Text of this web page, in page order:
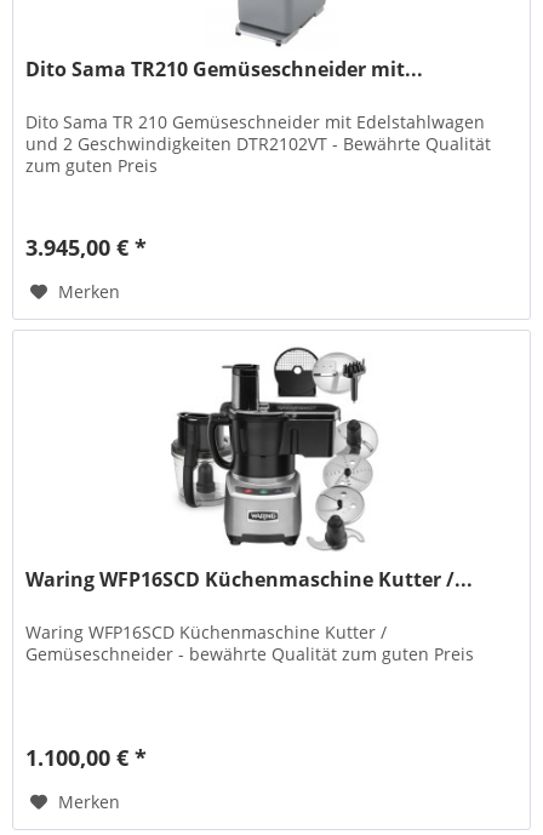
Dito Sama TR210 Gemüseschneider mit...
Dito Sama TR 210 Gemüseschneider mit Edelstahlwagen
und 2 Geschwindigkeiten DTR2102VT - Bewährte Qualität
zum guten Preis
3.945,00 € *
Merken
Waring WFP16SCD Küchenmaschine Kutter /...
Waring WFP16SCD Küchenmaschine Kutter /
Gemüseschneider - bewährte Qualität zum guten Preis
1.100,00 € *
Merken